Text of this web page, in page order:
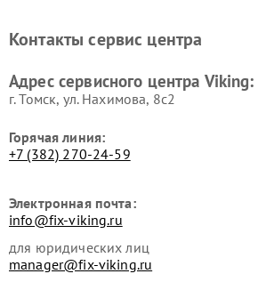
Контакты сервис центра
Адрес сервисного центра Viking:
г. Томск, ул. Нахимова, 8с2
Горячая линия:
+7 (382) 270-24-59
Электронная почта:
info@fix-viking.ru
для юридических лиц
manager@fix-viking.ru